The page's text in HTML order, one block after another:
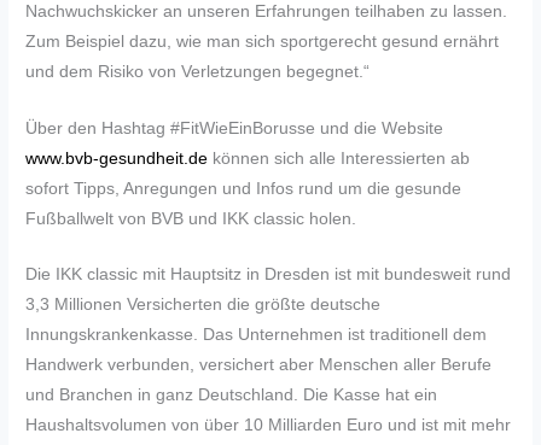
Nachwuchskicker an unseren Erfahrungen teilhaben zu lassen.
Zum Beispiel dazu, wie man sich sportgerecht gesund ernährt
und dem Risiko von Verletzungen begegnet.“
Über den Hashtag #FitWieEinBorusse und die Website
www.bvb-gesundheit.de können sich alle Interessierten ab
sofort Tipps, Anregungen und Infos rund um die gesunde
Fußballwelt von BVB und IKK classic holen.
Die IKK classic mit Hauptsitz in Dresden ist mit bundesweit rund
3,3 Millionen Versicherten die größte deutsche
Innungskrankenkasse. Das Unternehmen ist traditionell dem
Handwerk verbunden, versichert aber Menschen aller Berufe
und Branchen in ganz Deutschland. Die Kasse hat ein
Haushaltsvolumen von über 10 Milliarden Euro und ist mit mehr